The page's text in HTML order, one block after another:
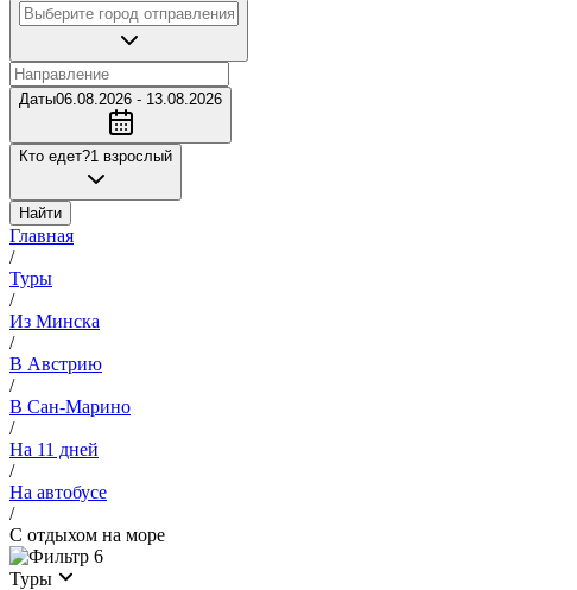
Даты06.08.2026 - 13.08.2026
Кто едет?1 взрослый
Найти
Главная
/
Туры
/
Из Минска
/
В Австрию
/
В Сан-Марино
/
На 11 дней
/
На автобусе
/
С отдыхом на море
6
Туры